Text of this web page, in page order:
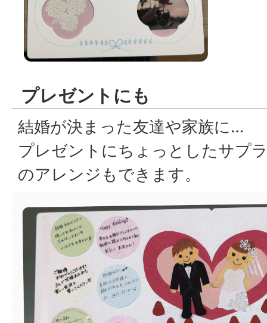
プレゼントにも
結婚が決まった友達や家族に…
プレゼントにちょっとしたサプ
のアレンジもできます。